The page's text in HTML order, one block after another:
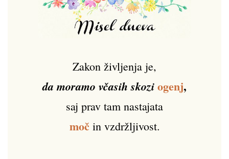
Zakon življenja je,
da moramo včasih skoziogenj,
saj prav tam nastajata
močin vzdržljivost.